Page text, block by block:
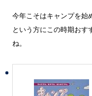
今年こそはキャンプを始
という方にこの時期おす
ね。